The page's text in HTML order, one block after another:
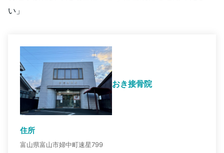
い」
おき接骨院
住所
富山県富山市婦中町速星799